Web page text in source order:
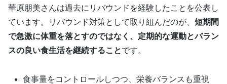
華原朋美さんは過去にリバウンドを経験したことを公表し
ています。リバウンド対策として取り組んだのが、 短期間
で急激に体重を落とすのではなく、定期的な運動とバラン
スの良い食生活を継続することです。
食事量をコントロールしつつ、栄養バランスも重視